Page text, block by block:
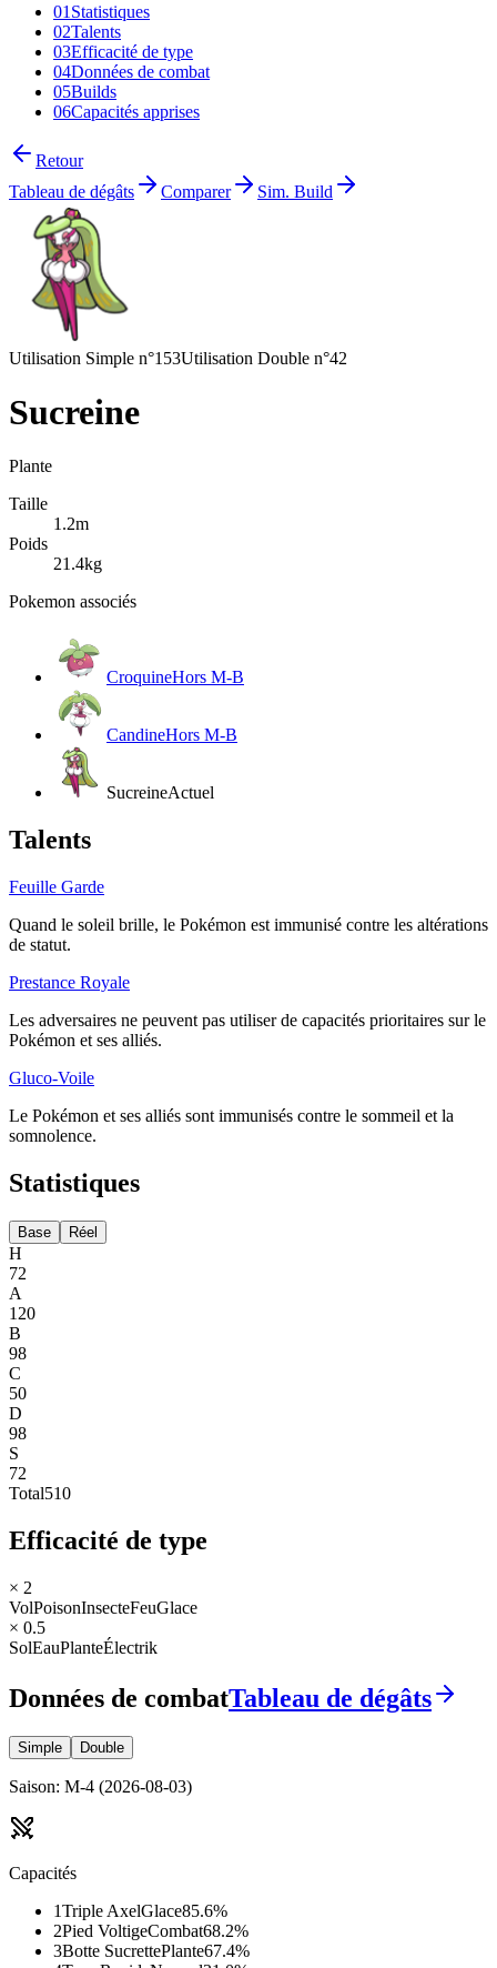
01 Statistiques
02Talents
03Efficacité de type
04Données de combat
05Builds
06Capacités apprises
Retour
Tableau de dégâts
Comparer Sim. Build
Utilisation Simple n°153Utilisation Double n°42
Sucreine
Plante
Taille
1.2m
Poids
21.4kg
Pokemon associés
CroquineHors M-B
CandineHors M-B
SucreineActuel
Talents
Feuille Garde
Quand le soleil brille, le Pokémon est immunisé contre les altérations
de statut.
Prestance Royale
Les adversaires ne peuvent pas utiliser de capacités prioritaires sur le
Pokémon et ses alliés.
Gluco-Voile
Le Pokémon et ses alliés sont immunisés contre le sommeil et la
somnolence.
Statistiques
Base Réel
H
72
A
120
B
98
C
50
D
98
S
72
Total510
Efficacité de type
× 2
VolPoisonInsecteFeuGlace
× 0.5
SolEauPlanteÉlectrik
Données de combatTableau de dégâts
Simple Double
Saison: M-4 (2026-08-03)
Capacités
1Triple AxelGlace85.6%
2Pied VoltigeCombat68.2%
3Botte SucrettePlante67.4%